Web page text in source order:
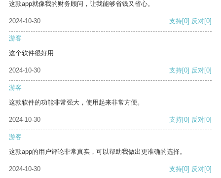
这款app就像我的财务顾问，让我能够省钱又省心。
2024-10-30 支持[0] 反对[0]
游客
这个软件很好用
2024-10-30 支持[0] 反对[0]
游客
这款软件的功能非常强大，使用起来非常方便。
2024-10-30 支持[0] 反对[0]
游客
这款app的用户评论非常真实，可以帮助我做出更准确的选择。
2024-10-30 支持[0] 反对[0]